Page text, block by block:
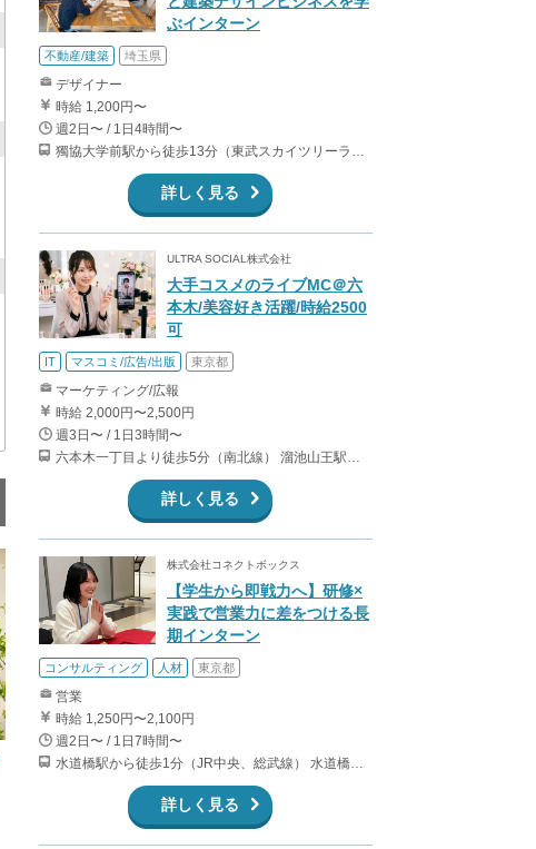
ぶインターン
不動産/建築 埼玉県
デザイナー
時給 1,200円〜
週2日〜 / 1日4時間〜
詳しく見る
ULTRA SOCIAL株式会社
大手コスメのライブMC＠六
本木/美容好き活躍/時給2500
可
IT マスコミ/広告/出版 東京都
マーケティング/広報
時給 2,000円〜2,500円
週3日〜 / 1日3時間〜
詳しく見る
株式会社コネクトボックス
【学生から即戦力へ】研修×
実践で営業力に差をつける長
期インターン
コンサルティング 人材 東京都
営業
時給 1,250円〜2,100円
週2日〜 / 1日7時間〜
詳しく見る